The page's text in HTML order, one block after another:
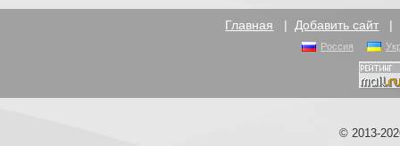
Главная | Добавить сайт |
Россия
© 2013-